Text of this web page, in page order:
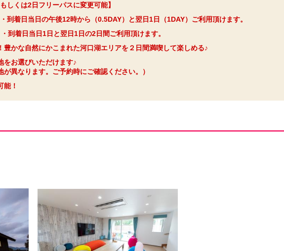
しくは2日フリーパスに変更可能】
到着日当日の午後12時から（0.5DAY）と翌日1日（1DAY）ご利用頂けます。
到着日当日1日と翌日1日の2日間ご利用頂けます。
豊かな自然にかこまれた河口湖エリアを２日間満喫して楽しめる♪
をお選びいただけます♪
異なります。ご予約時にご確認ください。）
能！